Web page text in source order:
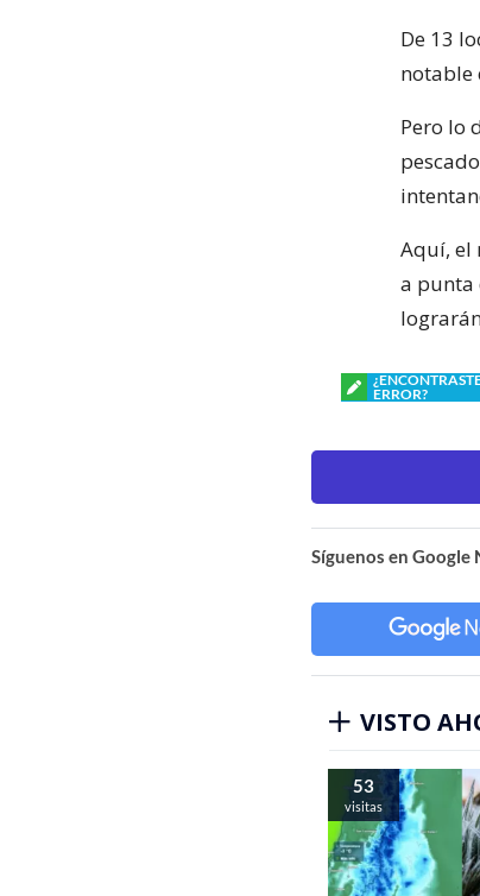
De 13
notable
Pero lo
Aquí, el
a punta
ERROR?
Síguenos en Google
VISTO
53
visitas